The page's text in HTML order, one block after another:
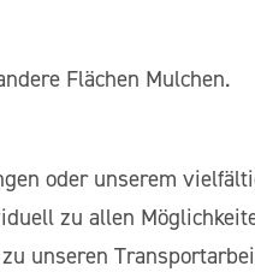
Flächen Mulchen.
oder unserem
zu allen
unseren